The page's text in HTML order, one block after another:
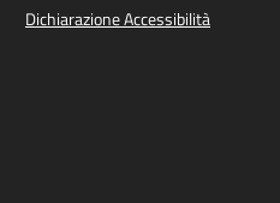
Dichiarazione Accessibilità